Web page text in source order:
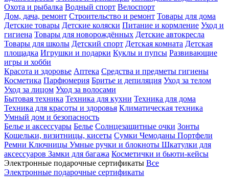
Охота и рыбалка Водный спорт Велоспорт
Дом, дача, ремонт Строительство и ремонт Товары для дома
Детские товары Детские коляски Питание и кормление Уход и
гигиена Товары для новорождённых Детские автокресла
Товары для школы Детский спорт Детская комната Детская
площадка Игрушки и подарки Куклы и пупсы Развивающие
игры и хобби
Красота и здоровье Аптека Средства и предметы гигиены
Косметика Парфюмерия Бритье и депиляция Уход за телом
Уход за лицом Уход за волосами
Бытовая техника Техника для кухни Техника для дома
Техника для красоты и здоровья Климатическая техника
Умный дом и безопасность
Белье и аксессуары Белье Солнцезащитные очки Зонты
Кошельки, визитницы, кисеты Сумки Чемоданы Портфели
Ремни Ключницы Умные ручки и блокноты Шкатулки для
аксессуаров Замки для багажа Косметички и бьюти-кейсы
Электронные подарочные сертификаты Все
Электронные подарочные сертификаты